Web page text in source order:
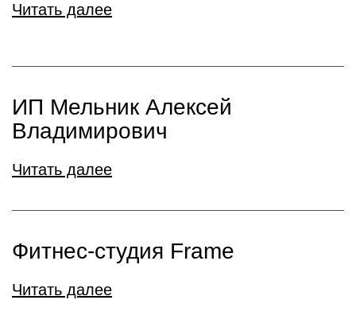
Читать далее
ИП Мельник Алексей
Владимирович
Читать далее
Фитнес-студия Frame
Читать далее